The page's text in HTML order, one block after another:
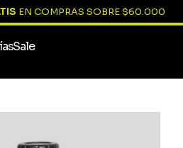
EN COMPRAS SOBRE $60.000
Sale
1.
chaqueta